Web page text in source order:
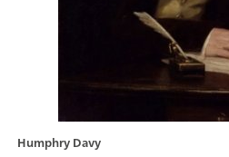
Humphry Davy